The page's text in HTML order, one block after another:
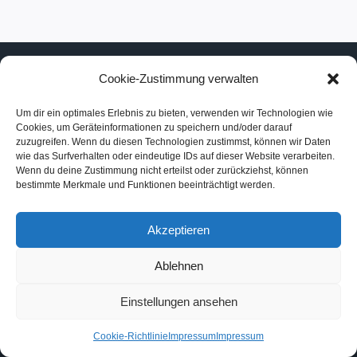
Cookie-Zustimmung verwalten
Um dir ein optimales Erlebnis zu bieten, verwenden wir Technologien wie
Cookies, um Geräteinformationen zu speichern und/oder darauf
zuzugreifen. Wenn du diesen Technologien zustimmst, können wir Daten
wie das Surfverhalten oder eindeutige IDs auf dieser Website verarbeiten.
Wenn du deine Zustimmung nicht erteilst oder zurückziehst, können
bestimmte Merkmale und Funktionen beeinträchtigt werden.
Akzeptieren
Ablehnen
Einstellungen ansehen
Cookie-Richtlinie Impressum Impressum
Impressum und Datenschutz
Cookie-Richtlinie (EU)